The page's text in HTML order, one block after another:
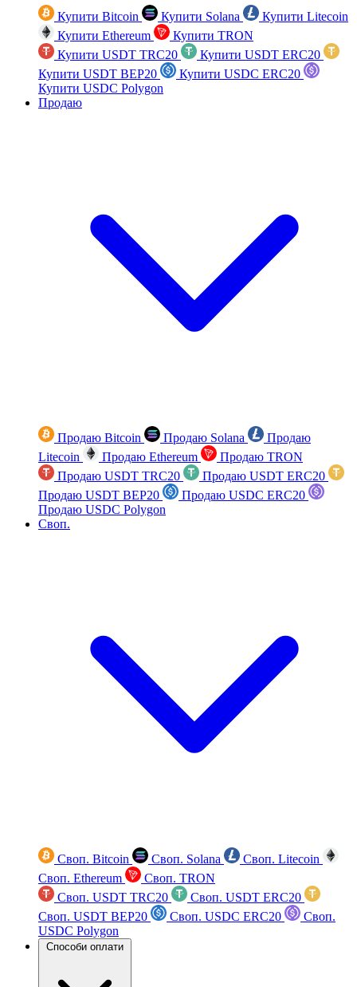
Купити Bitcoin Купити Solana
Купити Litecoin
Купити Ethereum
Купити TRON
Купити USDT TRC20
Купити USDT ERC20
Купити USDT BEP20
Купити USDC ERC20
Купити USDC Polygon
Продаю
Продаю Bitcoin Продаю Solana
Продаю
Litecoin
Продаю Ethereum
Продаю TRON
Продаю USDT TRC20
Продаю USDT ERC20
Продаю USDT BEP20
Продаю USDC ERC20
Продаю USDC Polygon
Своп.
Своп. Bitcoin Своп. Solana
Своп. Litecoin
Своп. Ethereum
Своп. TRON
Своп. USDT TRC20
Своп. USDT ERC20
Своп. USDT BEP20
Своп. USDC ERC20
Своп.
USDC Polygon
Способи оплати